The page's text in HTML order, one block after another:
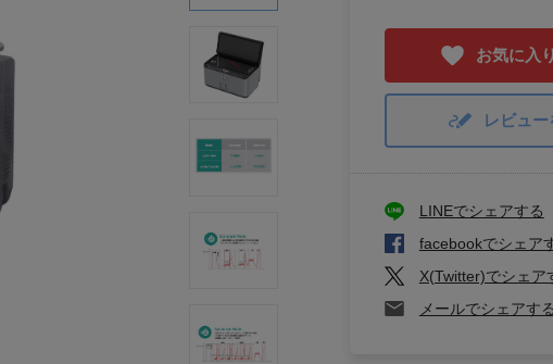
お気に入
レビュー
LINEでシェアする
facebookでシェア
X(Twitter)でシェア
メールでシェアする